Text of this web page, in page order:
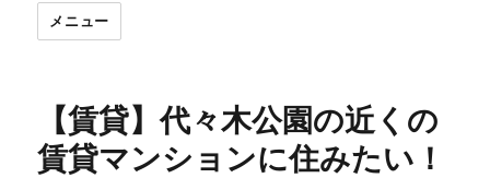
メニュー
【賃貸】代々木公園の近くの
賃貸マンションに住みたい！